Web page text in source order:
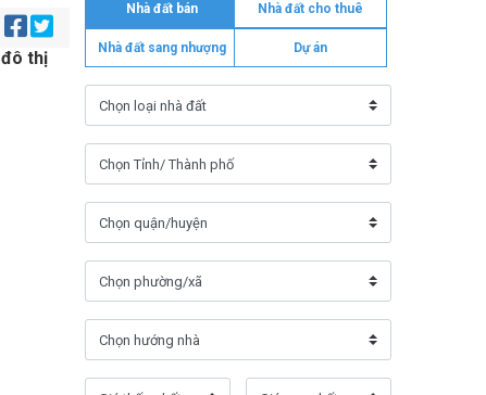
thị
Nhà đất bán Nhà đất cho thuê
Nhà đất sang nhượng Dự án